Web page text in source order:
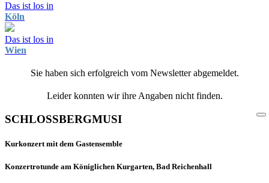
Das ist los in
Köln
Das ist los in
Wien
Sie haben sich erfolgreich vom Newsletter abgemeldet.
Leider konnten wir ihre Angaben nicht finden.
SCHLOSSBERGMUSI
Kurkonzert mit dem Gastensemble
Konzertrotunde am Königlichen Kurgarten, Bad Reichenhall